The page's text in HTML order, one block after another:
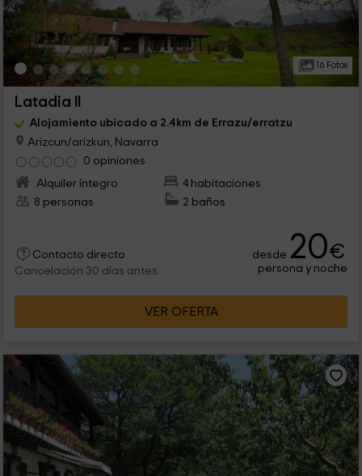
16 Fotos
Latadia II
Alojamiento ubicado a 2.4km de Errazu/erratzu
Arizcun/arizkun, Navarra
0 opiniones
Alquiler íntegro
4 habitaciones
8 personas
2 baños
Contacto directo
Cancelación 30 días antes
desde 20€
persona y noche
VER OFERTA